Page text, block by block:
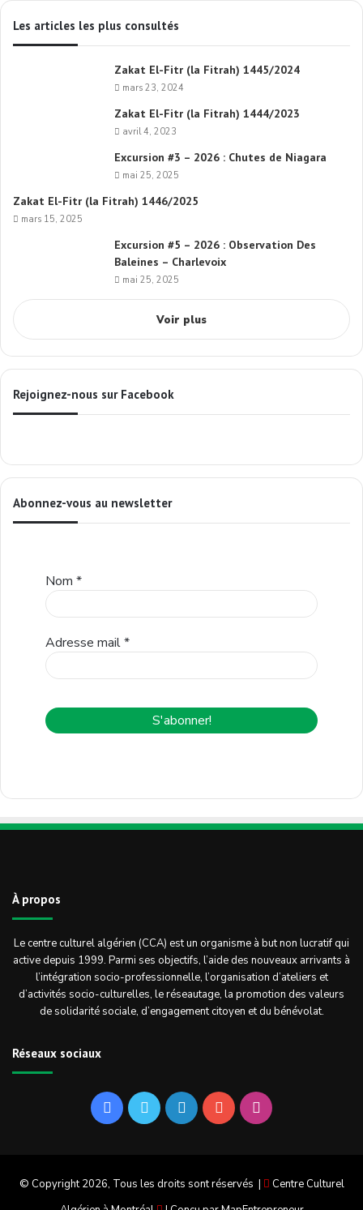
Les articles les plus consultés
Zakat El-Fitr (la Fitrah) 1445/2024
mars 23, 2024
Zakat El-Fitr (la Fitrah) 1444/2023
avril 4, 2023
Excursion #3 – 2026 : Chutes de Niagara
mai 25, 2025
Zakat El-Fitr (la Fitrah) 1446/2025
mars 15, 2025
Excursion #5 – 2026 : Observation Des
Baleines – Charlevoix
mai 25, 2025
Voir plus
Rejoignez-nous sur Facebook
Abonnez-vous au newsletter
Nom *
Adresse mail*
À propos
Le centre culturel algérien (CCA) est un organisme à but non lucratif qui
active depuis 1999. Parmi ses objectifs, l’aide des nouveaux arrivants à
l’intégration socio-professionnelle, l’organisation d’ateliers et
d’activités socio-culturelles, le réseautage, la promotion des valeurs
de solidarité sociale, d’engagement citoyen et du bénévolat.
Réseaux sociaux
FacebookTwitterLinkedinYouTubeInstagram
© Copyright 2026, Tous les droits sont réservés |
Centre Culturel